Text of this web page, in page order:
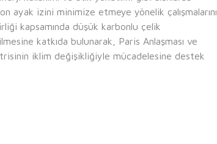
ayak izini minimize etmeye yönelik çalışmalarını
kapsamında düşük karbonlu çelik
katkıda bulunarak, Paris Anlaşması ve
iklim değişikliğiyle mücadelesine destek